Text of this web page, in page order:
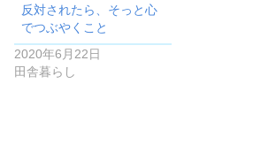
反対されたら、そっと心
でつぶやくこと
2020年6月22日
田舎暮らし